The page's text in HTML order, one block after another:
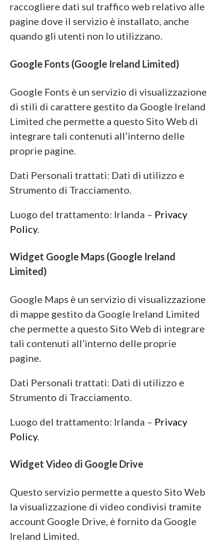
raccogliere dati sul traffico web relativo alle
pagine dove il servizio è installato, anche
quando gli utenti non lo utilizzano.
Google Fonts (Google Ireland Limited)
Google Fonts è un servizio di visualizzazione
di stili di carattere gestito da Google Ireland
Limited che permette a questo Sito Web di
integrare tali contenuti all’interno delle
proprie pagine.
Dati Personali trattati: Dati di utilizzo e
Strumento di Tracciamento.
Luogo del trattamento: Irlanda – Privacy
Policy.
Widget Google Maps (Google Ireland
Limited)
Google Maps è un servizio di visualizzazione
di mappe gestito da Google Ireland Limited
che permette a questo Sito Web di integrare
tali contenuti all’interno delle proprie
pagine.
Dati Personali trattati: Dati di utilizzo e
Strumento di Tracciamento.
Luogo del trattamento: Irlanda – Privacy
Policy.
Widget Video di Google Drive
Questo servizio permette a questo Sito Web
la visualizzazione di video condivisi tramite
account Google Drive, è fornito da Google
Ireland Limited.